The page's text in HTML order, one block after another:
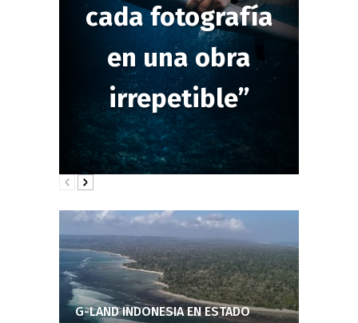
cada fotografía
en una obra
irrepetible”
G-LAND INDONESIA EN ESTADO